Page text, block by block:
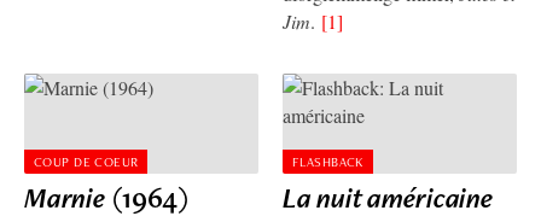
Jim. [1]
COUP DE COEUR
Marnie (1964)
FLASHBACK
La nuit américaine